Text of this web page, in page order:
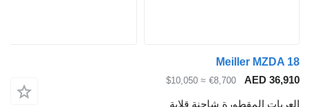
Meiller MZDA 18
AED 36,910
€8,700
≈ $10,050
العربات المقطورة شاحنة قلابة